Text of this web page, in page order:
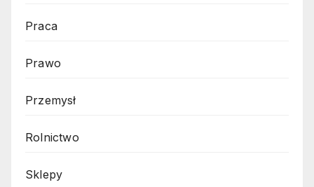
Praca
Prawo
Przemysł
Rolnictwo
Sklepy